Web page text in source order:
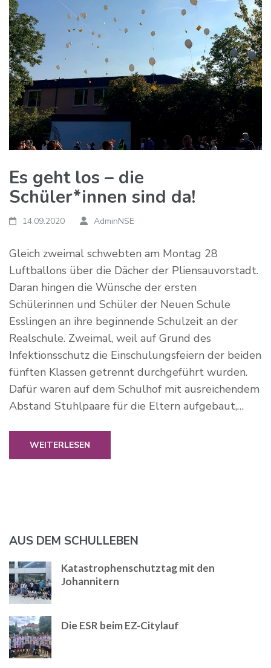
Es geht los – die
Schüler*innen sind da!
14.09.2020 AdminNSE
Gleich zweimal schwebten am Montag 28
Luftballons über die Dächer der Pliensauvorstadt.
Daran hingen die Wünsche der ersten
Schülerinnen und Schüler der Neuen Schule
Esslingen an ihre beginnende Schulzeit an der
Realschule. Zweimal, weil auf Grund des
Infektionsschutz die Einschulungsfeiern der beiden
fünften Klassen getrennt durchgeführt wurden.
Dafür waren auf dem Schulhof mit ausreichendem
Abstand Stuhlpaare für die Eltern aufgebaut,…
WEITERLESEN
AUS DEM SCHULLEBEN
Katastrophenschutztag mit den
Johannitern
Die ESR beim EZ-Citylauf